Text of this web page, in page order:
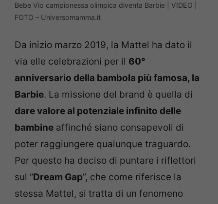
Bebe Vio campionessa olimpica diventa Barbie | VIDEO |
FOTO – Universomamma.it
Da inizio marzo 2019, la Mattel ha dato il
via elle celebrazioni per il 60°
anniversario della bambola più famosa, la
Barbie. La missione del brand è quella di
dare valore al potenziale infinito delle
bambine affinché siano consapevoli di
poter raggiungere qualunque traguardo.
Per questo ha deciso di puntare i riflettori
sul “Dream Gap”, che come riferisce la
stessa Mattel, si tratta di un fenomeno